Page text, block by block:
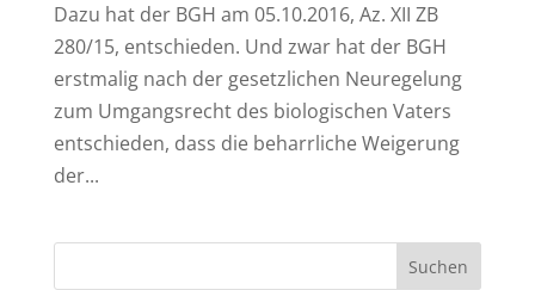
Dazu hat der BGH am 05.10.2016, Az. XII ZB
280/15, entschieden. Und zwar hat der BGH
erstmalig nach der gesetzlichen Neuregelung
zum Umgangsrecht des biologischen Vaters
entschieden, dass die beharrliche Weigerung
der...